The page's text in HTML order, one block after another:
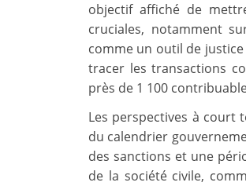
objectif affiché de
cruciales, notamment
comme un outil de
tracer les transactions
près de 1 100
Les perspectives à court
du calendrier
des sanctions et une
de la société civile,